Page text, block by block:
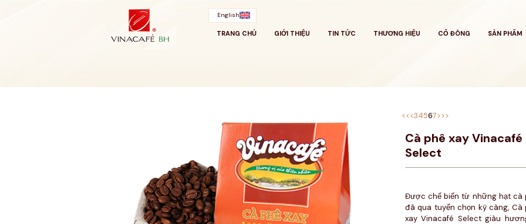
English
TRANG CHỦ GIỚI THIỆU TIN TỨC THƯƠNG HIỆU CỔ ĐÔNG SẢN PHẨM
<<<34567>>>
Cà phê xay Vinacafé
Select
Được chế biến từ những hạt cà
đã qua tuyển chọn kỹ càng, Cà
xay Vinacafé Select giàu